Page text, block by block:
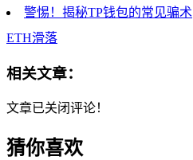
警惕！揭秘TP钱包的常见骗术
ETH滑落
相关文章：
文章已关闭评论！
猜你喜欢